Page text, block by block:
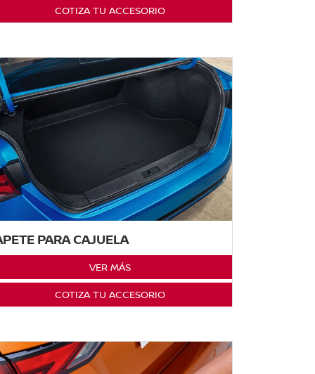
COTIZA TU ACCESORIO
PARA CAJUELA
VER MÁS
COTIZA TU ACCESORIO